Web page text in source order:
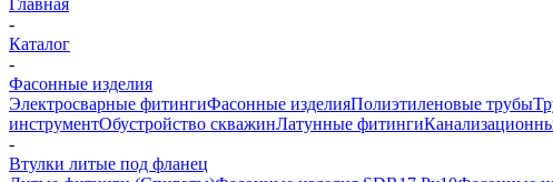
-
Каталог
-
Фасонные изделия
Электросварные фитингиФасонные изделияПолиэтиленовые трубы
инструментОбустройство скважинЛатунные фитинги
-
Втулки литые под фланец